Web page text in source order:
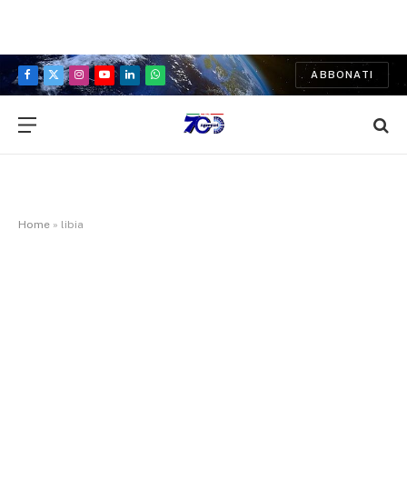
Facebook
X
Instagram
YouTubeLinkedInWhatsApp
ABBONATI
Home » libia